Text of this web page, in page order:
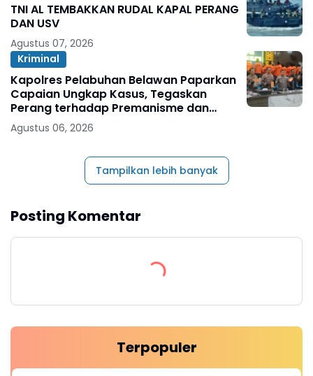
TNI AL TEMBAKKAN RUDAL KAPAL PERANG
DAN USV
Agustus 07, 2026
Kriminal
Kapolres Pelabuhan Belawan Paparkan
Capaian Ungkap Kasus, Tegaskan
Perang terhadap Premanisme dan
Narkoba
Agustus 06, 2026
Tampilkan lebih banyak
Posting Komentar
Terpopuler